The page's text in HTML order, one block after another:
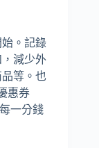
。記錄
減少外
等。也
惠券
一分錢